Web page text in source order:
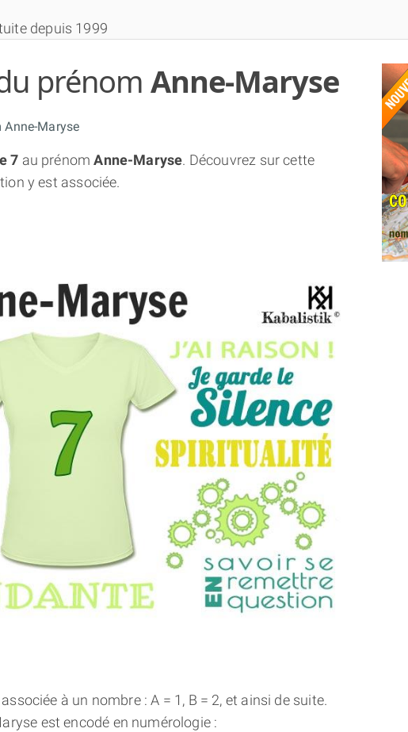
depuis 1999
prénomAnne-Maryse
Anne-Maryse
7 au prénomAnne-Maryse. Découvrez sur cette
y est associée.
à un nombre : A = 1, B = 2, et ainsi de suite.
est encodé en numérologie :
THÈME GRATUIT
NUMÉROSCOPE
THÈME « DOUBLE JE »
APPRENDRE LA NUMÉROLOGIE
EXPLORER LA NUMÉROLOGIE
70.000 PRÉNOMS
(À PROPOS)